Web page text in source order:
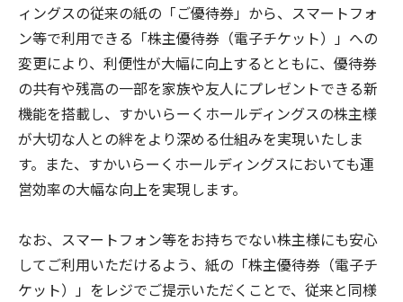
ィングスの従来の紙の「ご優待券」から、スマートフォ
ン等で利用できる「株主優待券（電子チケット）」への
変更により、利便性が大幅に向上するとともに、優待券
の共有や残高の一部を家族や友人にプレゼントできる新
機能を搭載し、すかいらーくホールディングスの株主様
が大切な人との絆をより深める仕組みを実現いたしま
す。また、すかいらーくホールディングスにおいても運
営効率の大幅な向上を実現します。
なお、スマートフォン等をお持ちでない株主様にも安心
してご利用いただけるよう、紙の「株主優待券（電子チ
ケット）」をレジでご提示いただくことで、従来と同様